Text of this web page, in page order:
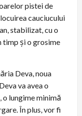
pistei de
cauciucului
stabilizat, cu o
timp și o grosime
Deva, noua
va avea o
lungime minimă
În plus, vor fi